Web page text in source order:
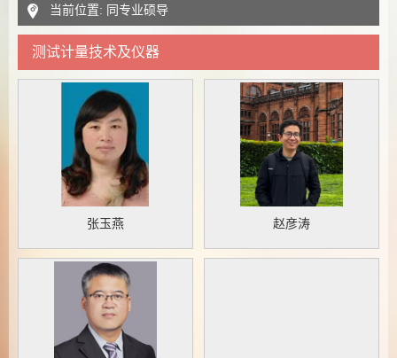
当前位置: 同专业硕导
测试计量技术及仪器
张玉燕 赵彦涛